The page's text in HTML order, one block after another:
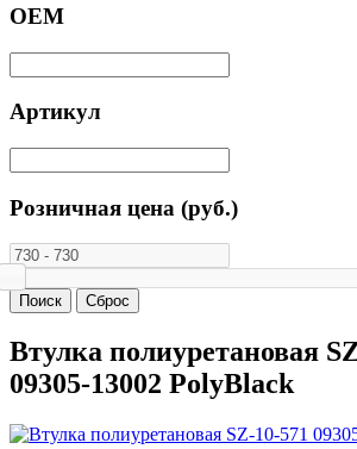
ОЕМ
Артикул
Розничная цена (руб.)
Втулка полиуретановая
09305-13002 PolyBlack